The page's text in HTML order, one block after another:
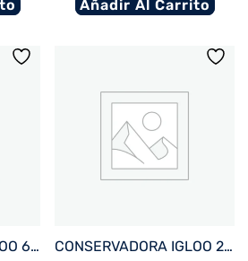
Añadir Al Carrito
CONSERVADORA IGLOO 6 LITROS RETRO LITTLE PLAYMATE PURPURA 32713 CONSERVADORA IGLOO 23 LITROS TRAILMATE CREMA 50214